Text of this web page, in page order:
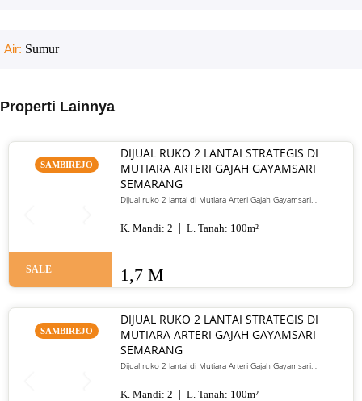
Air: Sumur
Properti Lainnya
SAMBIREJO
SALE
DIJUAL RUKO 2 LANTAI STRATEGIS DI
MUTIARA ARTERI GAJAH GAYAMSARI
SEMARANG
Dijual ruko 2 lantai di Mutiara Arteri Gajah Gayamsari
1,7 M
K. Mandi: 2 L. Tanah: 100m²
1,7 M
SAMBIREJO
DIJUAL RUKO 2 LANTAI STRATEGIS DI
MUTIARA ARTERI GAJAH GAYAMSARI
SEMARANG
Dijual ruko 2 lantai di Mutiara Arteri Gajah Gayamsari
untuk usaha. Harga 1,7 M.
K. Mandi: 2 L. Tanah: 100m²